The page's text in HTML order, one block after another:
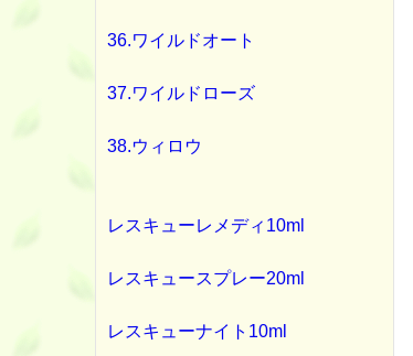
36.ワイルドオート
37.ワイルドローズ
38.ウィロウ
レスキューレメディ10ml
レスキュースプレー20ml
レスキューナイト10ml